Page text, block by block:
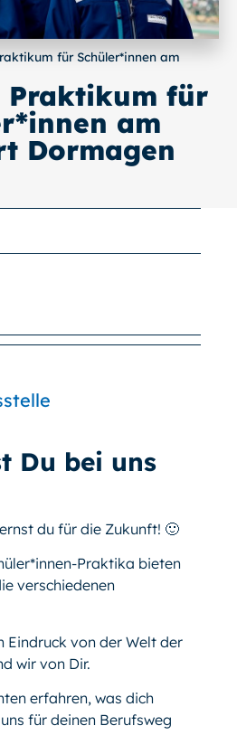
für Schüler*innen am
Praktikum für
am
Dormagen
Du bei uns
du für die Zukunft! 🙂
Praktika bieten
verschiedenen
Eindruck von der Welt der
wir von Dir.
erfahren, was dich
für deinen Berufsweg